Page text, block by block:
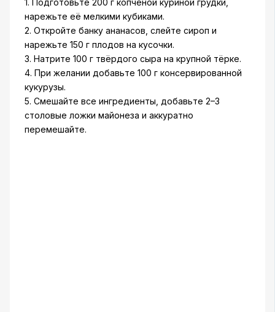
1. Подготовьте 200 г копченой куриной грудки,
нарежьте её мелкими кубиками.
2. Откройте банку ананасов, слейте сироп и
нарежьте 150 г плодов на кусочки.
3. Натрите 100 г твёрдого сыра на крупной тёрке.
4. При желании добавьте 100 г консервированной
кукурузы.
5. Смешайте все ингредиенты, добавьте 2–3
столовые ложки майонеза и аккуратно
перемешайте.